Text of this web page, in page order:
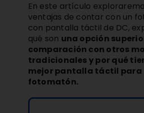
En este artículo
ventajas de contar con un
con pantalla táctil de DC,
qué son una opción
comparación con otros
tradicionales y por qué
mejor pantalla táctil para
fotomatón.